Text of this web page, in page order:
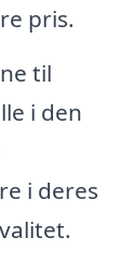
pris.
til
i den
i deres